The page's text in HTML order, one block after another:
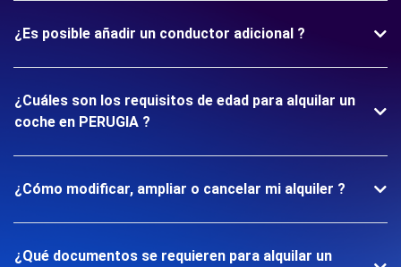
¿Es posible añadir un conductor adicional ?
¿Cuáles son los requisitos de edad para alquilar un
coche en PERUGIA ?
¿Cómo modificar, ampliar o cancelar mi alquiler ?
¿Qué documentos se requieren para alquilar un